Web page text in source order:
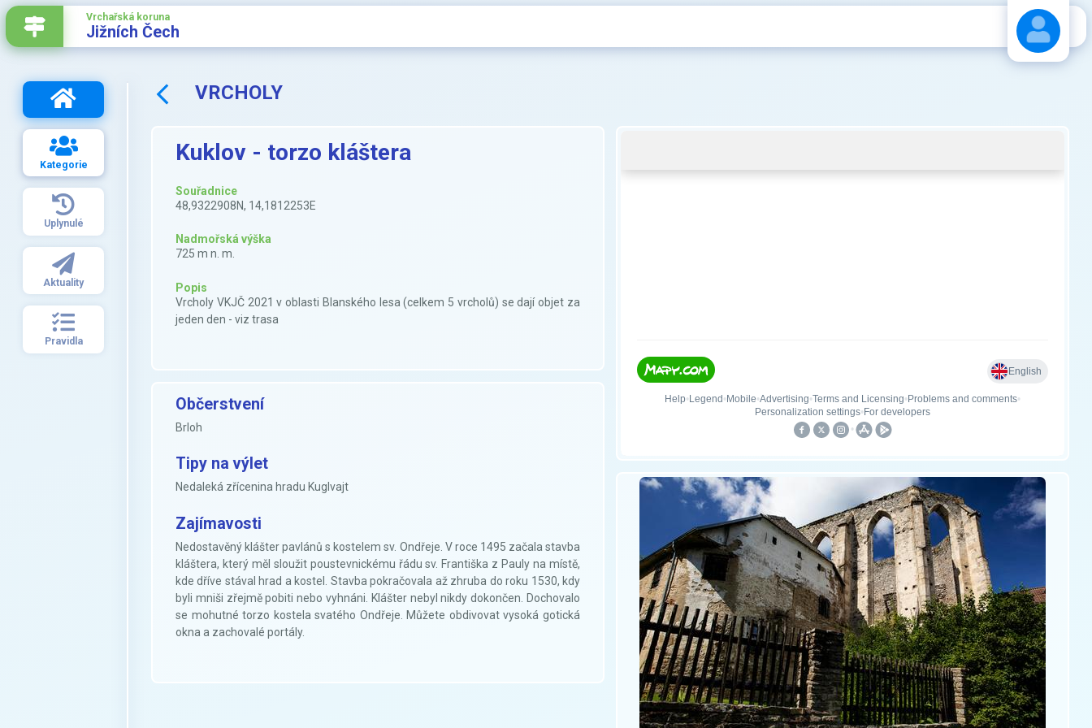
Vrchařská koruna
Jižních Čech
Kategorie
Uplynulé
Aktuality
Pravidla
VRCHOLY
Kuklov - torzo kláštera
Souřadnice
48,9322908N, 14,1812253E
Nadmořská výška
725 m n. m.
Popis
Vrcholy VKJČ 2021 v oblasti Blanského lesa (celkem 5 vrcholů) se dají objet za
jeden den - viz trasa
Občerstvení
Brloh
Tipy na výlet
Nedaleká zřícenina hradu Kuglvajt
Zajímavosti
Nedostavěný klášter pavlánů s kostelem sv. Ondřeje. V roce 1495 začala stavba
kláštera, který měl sloužit poustevnickému řádu sv. Františka z Pauly na místě,
kde dříve stával hrad a kostel. Stavba pokračovala až zhruba do roku 1530, kdy
byli mniši zřejmě pobiti nebo vyhnáni. Klášter nebyl nikdy dokončen. Dochovalo
se mohutné torzo kostela svatého Ondřeje. Můžete obdivovat vysoká gotická
okna a zachovalé portály.